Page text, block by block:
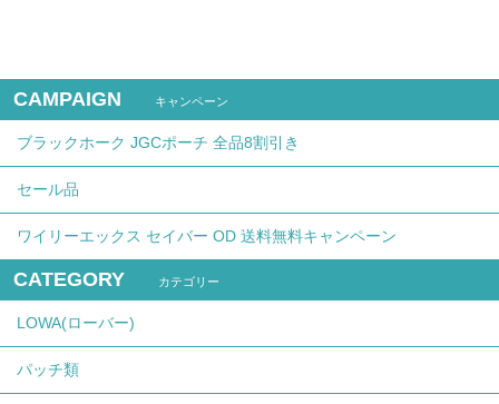
CAMPAIGN キャンペーン
ブラックホーク JGCポーチ 全品8割引き
セール品
ワイリーエックス セイバー OD 送料無料キャンペーン
CATEGORY カテゴリー
LOWA(ローバー)
パッチ類